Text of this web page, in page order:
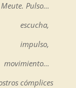
Pulso…
escucha,
impulso,
movimiento…
cómplices